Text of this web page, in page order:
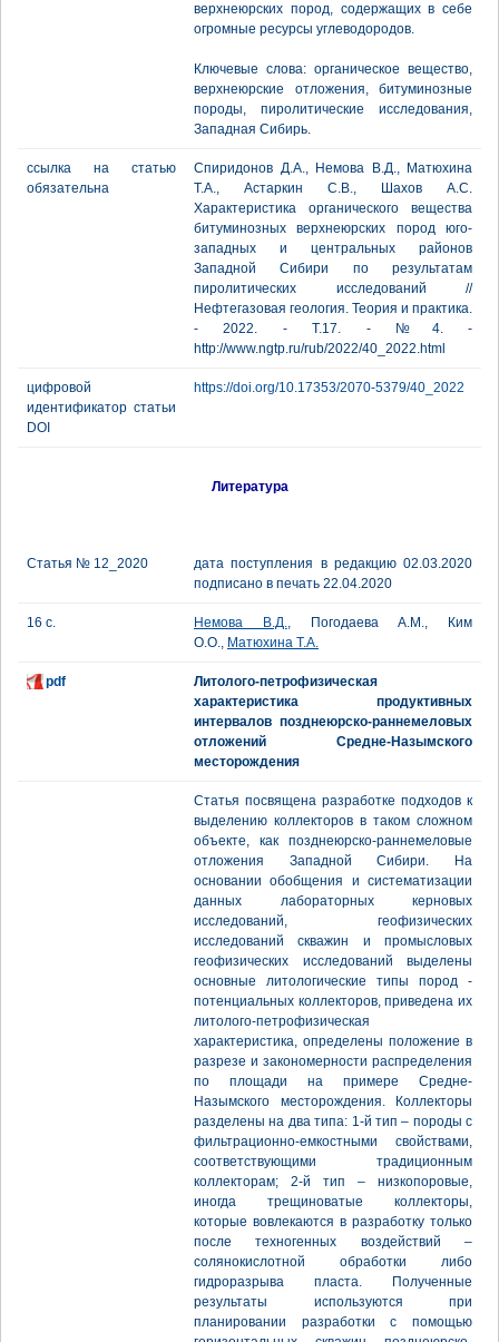
верхнеюрских пород, содержащих в себе
огромные ресурсы углеводородов.
Ключевые слова: органическое вещество,
верхнеюрские отложения, битуминозные
породы, пиролитические исследования,
Западная Сибирь.
ссылка на статью
обязательна
Спиридонов Д.А., Немова В.Д., Матюхина
Т.А., Астаркин С.В., Шахов А.С.
Характеристика органического вещества
битуминозных верхнеюрских пород юго-
западных и центральных районов
Западной Сибири по результатам
пиролитических исследований //
Нефтегазовая геология. Теория и практика.
- 2022. - Т.17. - №4. -
http://www.ngtp.ru/rub/2022/40_2022.html
цифровой
идентификатор статьи
DOI
https://doi.org/10.17353/2070-5379/40_2022
Литература
Статья № 12_2020
дата поступления в редакцию 02.03.2020
подписано в печать 22.04.2020
16 с. Немова В.Д., Погодаева А.М., Ким
О.О., Матюхина Т.А.
pdf
Литолого-петрофизическая
характеристика продуктивных
интервалов позднеюрско-раннемеловых
отложений Средне-Назымского
месторождения
Статья посвящена разработке подходов к
выделению коллекторов в таком сложном
объекте, как позднеюрско-раннемеловые
отложения Западной Сибири. На
основании обобщения и систематизации
данных лабораторных керновых
исследований, геофизических
исследований скважин и промысловых
геофизических исследований выделены
основные литологические типы пород -
потенциальных коллекторов, приведена их
литолого-петрофизическая
характеристика, определены положение в
разрезе и закономерности распределения
по площади на примере Средне-
Назымского месторождения. Коллекторы
разделены на два типа: 1-й тип – породы с
фильтрационно-емкостными свойствами,
соответствующими традиционным
коллекторам; 2-й тип – низкопоровые,
иногда трещиноватые коллекторы,
которые вовлекаются в разработку только
после техногенных воздействий –
солянокислотной обработки либо
гидроразрыва пласта. Полученные
результаты используются при
планировании разработки с помощью